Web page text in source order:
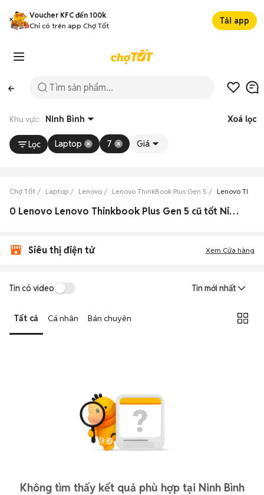
Voucher KFC đến 100k
Chỉ có trên app Chợ Tốt
Tải app
Khu vực: Ninh Bình Xoá lọc
Lọc Laptop 7 Giá
Chợ Tốt Laptop Lenovo Lenovo ThinkBook Plus Gen 5 Lenovo
0 Lenovo Lenovo Thinkbook Plus Gen 5 cũ tốt Ninh Bình
Siêu thị điện tử Xem Cửa hàng
Tin có video Tin mới nhất
Tất cả Cá nhân Bán chuyên
Không tìm thấy kết quả phù hợp tại Ninh Bình